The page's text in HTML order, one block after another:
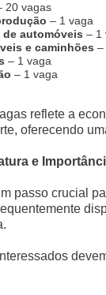
20 vagas
– 1 vaga
automóveis – 1
e caminhões –
– 1 vaga
– 1 vaga
reflete a
oferecendo
e
passo crucial